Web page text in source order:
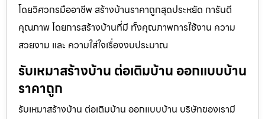
โดยวิศวกรมืออาชีพ สร้างบ้านราคาถูกสุดประหยัด การันตี
คุณภาพ โดยการสร้างบ้านที่มี ทั้งคุณภาพการใช้งาน ความ
สวยงาม และ ความใส่ใจเรื่องงบประมาณ
รับเหมาสร้างบ้าน ต่อเติมบ้าน ออกแบบบ้าน
ราคาถูก
รับเหมาสร้างบ้าน ต่อเติมบ้าน ออกแบบบ้าน บริษัทของเรามี